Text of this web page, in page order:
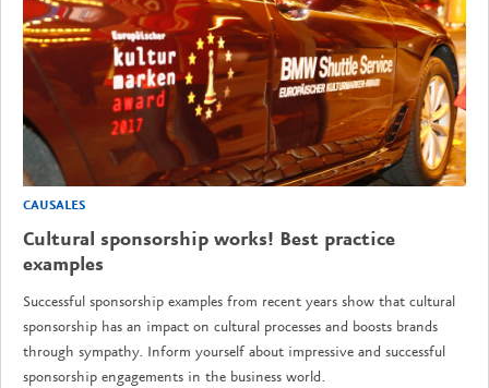
CAUSALES
Cultural sponsorship works! Best practice
examples
Successful sponsorship examples from recent years show that cultural
sponsorship has an impact on cultural processes and boosts brands
through sympathy. Inform yourself about impressive and successful
sponsorship engagements in the business world.